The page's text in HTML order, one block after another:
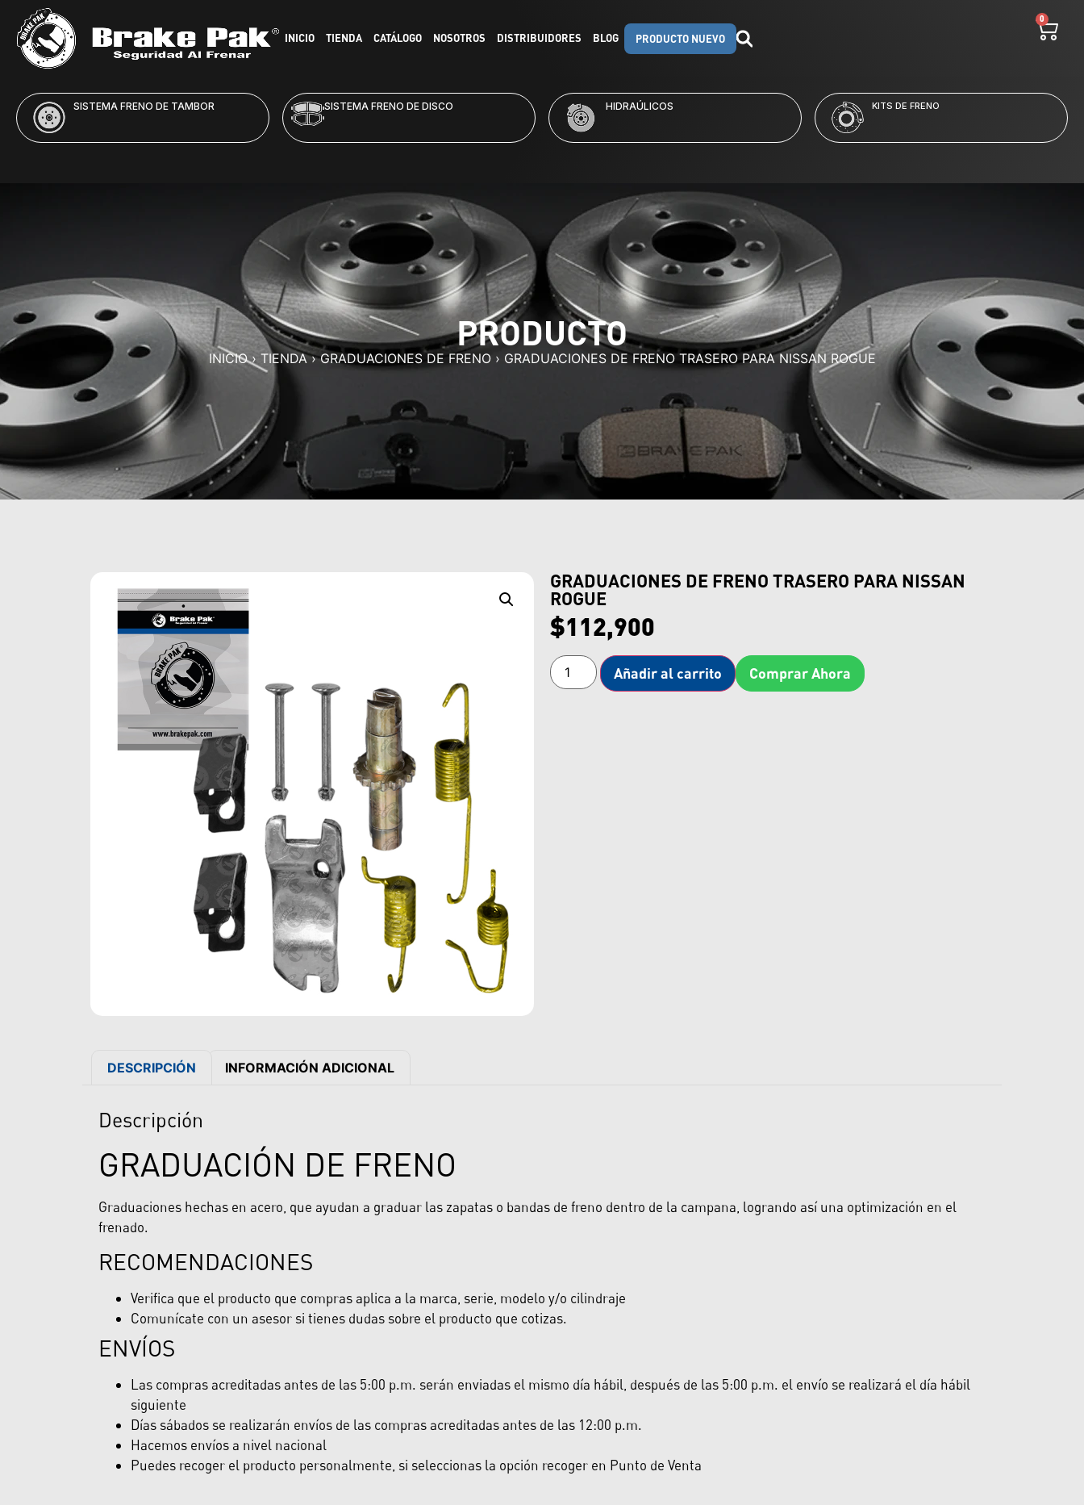
INICIO TIENDA CATÁLOGO NOSOTROS DISTRIBUIDORES BLOG PRODUCTO NUEVO
0
SISTEMA FRENO DE DISCO HIDRAÚLICOS KITS DE FRENO LÍQUIDO Y LIMPIADORES
PRODUCTO
INICIO› TIENDA›GRADUACIONES DE FRENO› GRADUACIONES DE FRENO TRASERO PARA NISSAN ROGUE
GRADUACIONES DE FRENO TRASERO PARA NISSAN
ROGUE
$112,900
Añadir al carrito Comprar Ahora
DESCRIPCIÓN INFORMACIÓN ADICIONAL
Descripción
GRADUACIÓN DE FRENO
Graduaciones hechas en acero, que ayudan a graduar las zapatas o bandas de freno dentro de la campana, logrando así una optimización en el
frenado.
RECOMENDACIONES
Verifica que el producto que compras aplica a la marca, serie, modelo y/o cilindraje
Comunícate con un asesor si tienes dudas sobre el producto que cotizas.
ENVÍOS
Las compras acreditadas antes de las 5:00 p.m. serán enviadas el mismo día hábil, después de las 5:00 p.m. el envío se realizará el día hábil
siguiente
Días sábados se realizarán envíos de las compras acreditadas antes de las 12:00 p.m.
Hacemos envíos a nivel nacional
Puedes recoger el producto personalmente, si seleccionas la opción recoger en Punto de Venta